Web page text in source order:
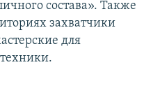
состава». Также
захватчики
для